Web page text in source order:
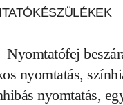
Nyomtatófej
nyomtatás,
nyomtatás,